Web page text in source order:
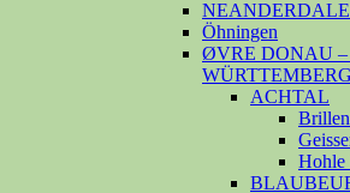
Öhningen
ØVRE DONAU
WÜRTTEMBERG
ACHTAL
Hohle